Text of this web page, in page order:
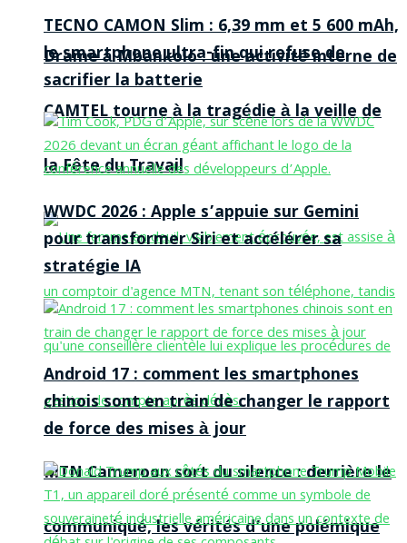
Drame à Mbankolo : une activité interne de
CAMTEL tourne à la tragédie à la veille de
la Fête du Travail
MTN Cameroon sort du silence : derrière le
communiqué, les vérités d’une polémique
TECNO CAMON Slim : 6,39 mm et 5 600 mAh,
le smartphone ultra-fin qui refuse de
sacrifier la batterie
WWDC 2026 : Apple s’appuie sur Gemini
pour transformer Siri et accélérer sa
stratégie IA
Android 17 : comment les smartphones
chinois sont en train de changer le rapport
de force des mises à jour